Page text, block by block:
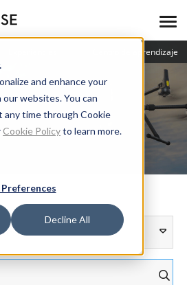
and enhance your
websites. You can
any time through Cookie
Cookie Policyto learn more.
Decline All
Centro de aprendizaje